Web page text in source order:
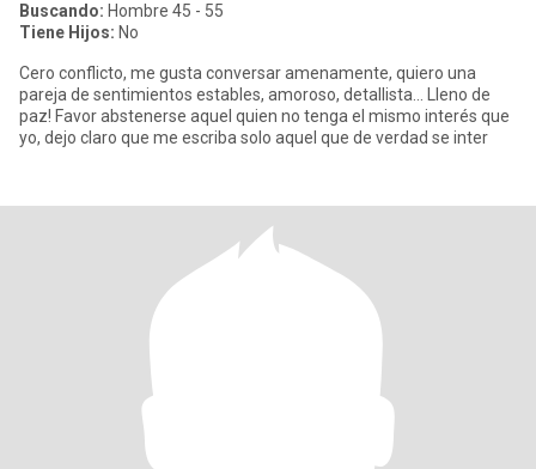
Buscando: Hombre 45 - 55
Tiene Hijos: No
Cero conflicto, me gusta conversar amenamente, quiero una
pareja de sentimientos estables, amoroso, detallista... Lleno de
paz! Favor abstenerse aquel quien no tenga el mismo interés que
yo, dejo claro que me escriba solo aquel que de verdad se inter